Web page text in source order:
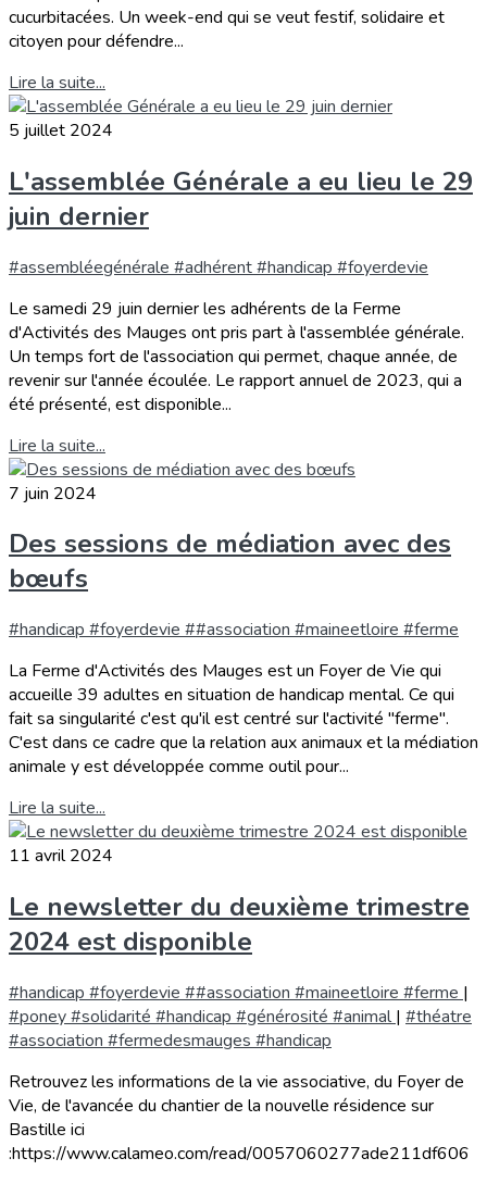
cucurbitacées. Un week-end qui se veut festif, solidaire et
citoyen pour défendre...
Lire la suite...
5 juillet 2024
L'assemblée Générale a eu lieu le 29
juin dernier
#assembléegénérale #adhérent #handicap #foyerdevie
Le samedi 29 juin dernier les adhérents de la Ferme
d'Activités des Mauges ont pris part à l'assemblée générale.
Un temps fort de l'association qui permet, chaque année, de
revenir sur l'année écoulée. Le rapport annuel de 2023, qui a
été présenté, est disponible...
Lire la suite...
7 juin 2024
Des sessions de médiation avec des
bœufs
#handicap #foyerdevie ##association #maineetloire #ferme
La Ferme d'Activités des Mauges est un Foyer de Vie qui
accueille 39 adultes en situation de handicap mental. Ce qui
fait sa singularité c'est qu'il est centré sur l'activité "ferme".
C'est dans ce cadre que la relation aux animaux et la médiation
animale y est développée comme outil pour...
Lire la suite...
11 avril 2024
Le newsletter du deuxième trimestre
2024 est disponible
#handicap #foyerdevie ##association #maineetloire #ferme |
#poney #solidarité #handicap #générosité #animal| #théatre
#association #fermedesmauges #handicap
Retrouvez les informations de la vie associative, du Foyer de
Vie, de l'avancée du chantier de la nouvelle résidence sur
Bastille ici
:https://www.calameo.com/read/0057060277ade211df606